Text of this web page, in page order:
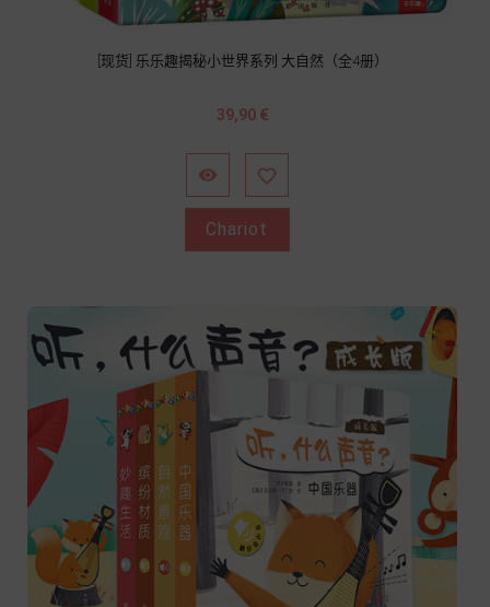
[现货] 乐乐趣揭秘小世界系列 大自然（全4册）
Prix
39,90 €
 
Chariot